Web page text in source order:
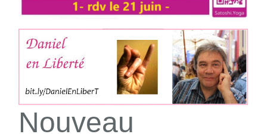
Nouveau